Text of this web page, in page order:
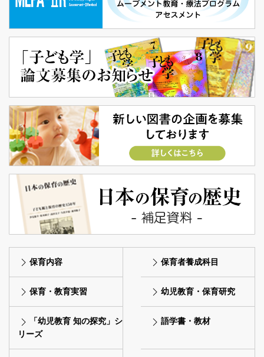
保育内容 保育者養成科目
保育・教育実習 幼児教育・保育研究
「幼児教育 知の探究」シ
リーズ
語学書・教材